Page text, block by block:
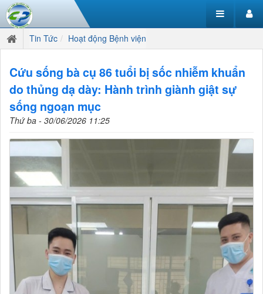
Tin Tức Hoạt động Bệnh viện
Cứu sống bà cụ 86 tuổi bị sốc nhiễm khuẩn
do thủng dạ dày: Hành trình giành giật sự
sống ngoạn mục
Thứ ba - 30/06/2026 11:25